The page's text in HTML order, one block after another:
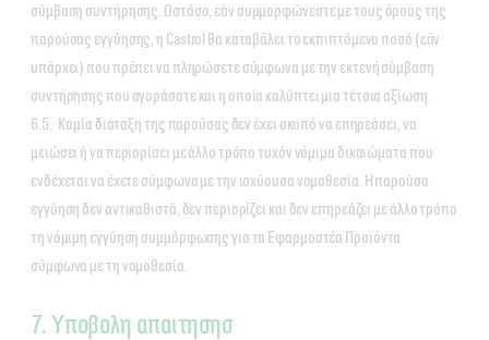
σύμβαση συντήρησης. Ωστόσο, εάν συμμορφώνεστε με τους όρους της
παρούσας εγγύησης, η Castrol θα καταβάλει το εκπιπτόμενο ποσό (εάν
υπάρχει) που πρέπει να πληρώσετε σύμφωνα με την εκτενή σύμβαση
συντήρησης που αγοράσατε και η οποία καλύπτει μια τέτοια αξίωση.
6.5. Καμία διάταξη της παρούσας δεν έχει σκοπό να επηρεάσει, να
μειώσει ή να περιορίσει με άλλο τρόπο τυχόν νόμιμα δικαιώματα που
ενδέχεται να έχετε σύμφωνα με την ισχύουσα νομοθεσία. Η παρούσα
εγγύηση δεν αντικαθιστά, δεν περιορίζει και δεν επηρεάζει με άλλο τρόπο
τη νόμιμη εγγύηση συμμόρφωσης για τα Εφαρμοστέα Προϊόντα
σύμφωνα με τη νομοθεσία.
7. Υποβολη απαιτησησ